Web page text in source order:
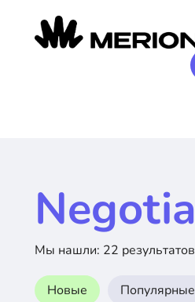
Мы нашли: 22 результатов
Новые Популярные